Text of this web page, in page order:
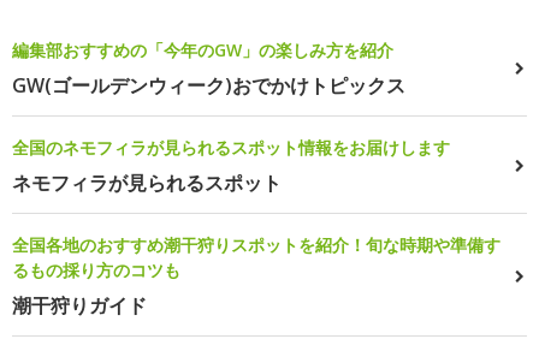
編集部おすすめの「今年のGW」の楽しみ方を紹介
GW(ゴールデンウィーク)おでかけトピックス
全国のネモフィラが見られるスポット情報をお届けします
ネモフィラが見られるスポット
全国各地のおすすめ潮干狩りスポットを紹介！旬な時期や準備す
るもの採り方のコツも
潮干狩りガイド